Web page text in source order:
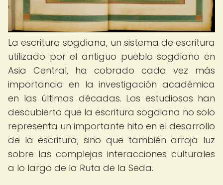
La escritura sogdiana, un sistema de escritura
utilizado por el antiguo pueblo sogdiano en
Asia Central, ha cobrado cada vez más
importancia en la investigación académica
en las últimas décadas. Los estudiosos han
descubierto que la escritura sogdiana no solo
representa un importante hito en el desarrollo
de la escritura, sino que también arroja luz
sobre las complejas interacciones culturales
a lo largo de la Ruta de la Seda.